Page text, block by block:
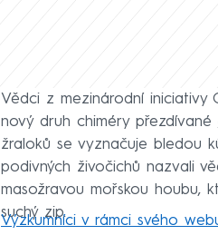
Vědci z mezinárodní iniciativy
nový druh chiméry přezdívané
žraloků se vyznačuje bledou
podivných živočichů nazvali
masožravou mořskou houbu,
suchý zip.
Výzkumníci v rámci svého